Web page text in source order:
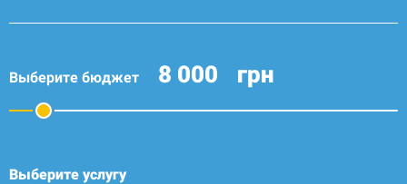
Выберите бюджет грн
Выберите услугу